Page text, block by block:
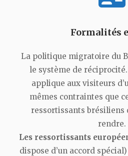
Formalités
La politique migratoire du
le système de
applique aux visiteurs
mêmes contraintes que
ressortissants brésiliens
rendre.
Les ressortissants
dispose d’un accord spécial)